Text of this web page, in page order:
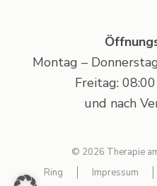
Montag –
Freitag:
und nach
© 2026 Therapie
Ring
Impressum